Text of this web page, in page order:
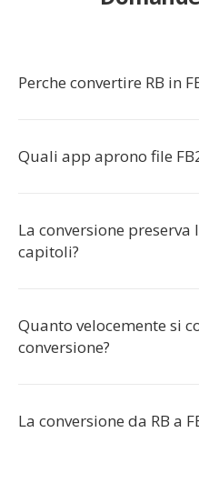
Perche convertire RB in
Quali app aprono file
La conversione
capitoli?
Quanto velocemente si
conversione?
La conversione da RB a